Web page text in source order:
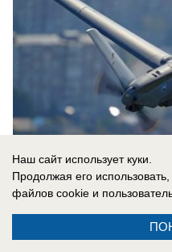
06.08.2026
Наш сайт использует куки.
Продолжая его
файлов cookie и